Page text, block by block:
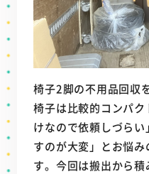
椅子2脚の不用品回収
椅子は比較的コンパ
けなので依頼しづら
すのが大変」とお悩
す。今回は搬出から